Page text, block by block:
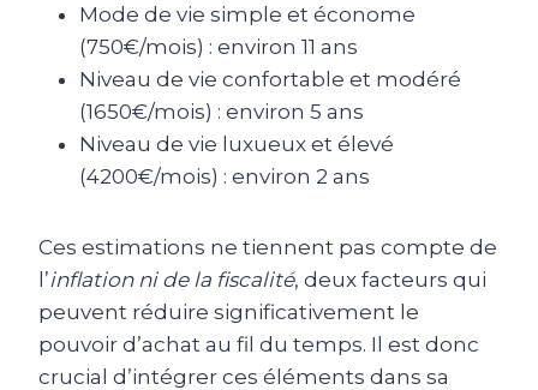
Mode de vie simple et économe
(750€/mois) : environ 11 ans
Niveau de vie confortable et modéré
(1650€/mois) : environ 5 ans
Niveau de vie luxueux et élevé
(4200€/mois) : environ 2 ans
Ces estimations ne tiennent pas compte de
l’inflation ni de la fiscalité, deux facteurs qui
peuvent réduire significativement le
pouvoir d’achat au fil du temps. Il est donc
crucial d’intégrer ces éléments dans sa